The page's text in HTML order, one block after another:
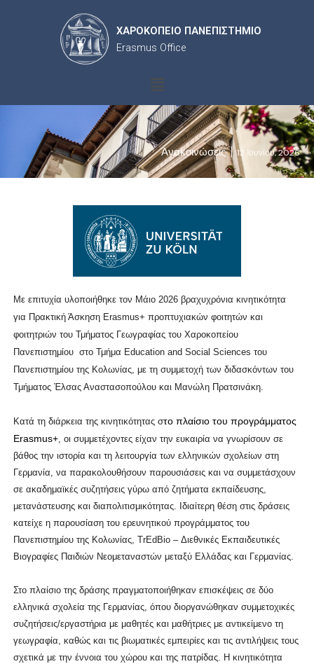
ΧΑΡΟΚΟΠΕΙΟ ΠΑΝΕΠΙΣΤΗΜΙΟ
Erasmus Office
Menu
Ανακοινώσεις 12 Ιουνίου, 2026
Με επιτυχία υλοποιήθηκε τον Μάιο 2026 βραχυχρόνια κινητικότητα
για Πρακτική Άσκηση Erasmus+ προπτυχιακών φοιτητών και
φοιτητριών του Τμήματος Γεωγραφίας του Χαροκοπείου
Πανεπιστημίου στο Τμήμα Education and Social Sciences του
Πανεπιστημίου της Κολωνίας, με τη συμμετοχή των διδασκόντων του
Τμήματος Έλσας Αναστασοπούλου και Μανώλη Πρατσινάκη.
Κατά τη διάρκεια της κινητικότητας στο πλαίσιο του προγράμματος
Erasmus+, οι συμμετέχοντες είχαν την ευκαιρία να γνωρίσουν σε
βάθος την ιστορία και τη λειτουργία των ελληνικών σχολείων στη
Γερμανία, να παρακολουθήσουν παρουσιάσεις και να συμμετάσχουν
σε ακαδημαϊκές συζητήσεις γύρω από ζητήματα εκπαίδευσης,
μετανάστευσης και διαπολιτισμικότητας. Ιδιαίτερη θέση στις δράσεις
κατείχε η παρουσίαση του ερευνητικού προγράμματος του
Πανεπιστημίου της Κολωνίας, TrEdBio – Διεθνικές Εκπαιδευτικές
Βιογραφίες Παιδιών Νεομεταναστών μεταξύ Ελλάδας και Γερμανίας.
Στο πλαίσιο της δράσης πραγματοποιήθηκαν επισκέψεις σε δύο
ελληνικά σχολεία της Γερμανίας, όπου διοργανώθηκαν συμμετοχικές
συζητήσεις/εργαστήρια με μαθητές και μαθήτριες με αντικείμενο τη
γεωγραφία, καθώς και τις βιωματικές εμπειρίες και τις αντιλήψεις τους
σχετικά με την έννοια του χώρου και της πατρίδας. Η κινητικότητα